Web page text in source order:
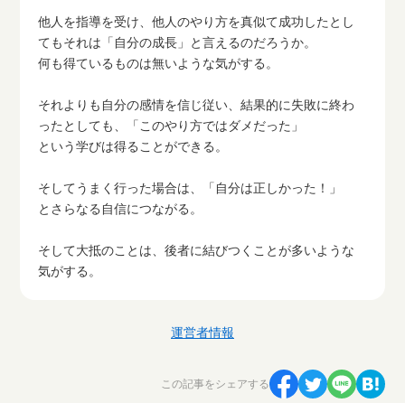
他人を指導を受け、他人のやり方を真似て成功したとし
てもそれは「自分の成長」と言えるのだろうか。
何も得ているものは無いような気がする。
それよりも自分の感情を信じ従い、結果的に失敗に終わ
ったとしても、「このやり方ではダメだった」
という学びは得ることができる。
そしてうまく行った場合は、「自分は正しかった！」
とさらなる自信につながる。
そして大抵のことは、後者に結びつくことが多いような
気がする。
運営者情報
この記事をシェアする